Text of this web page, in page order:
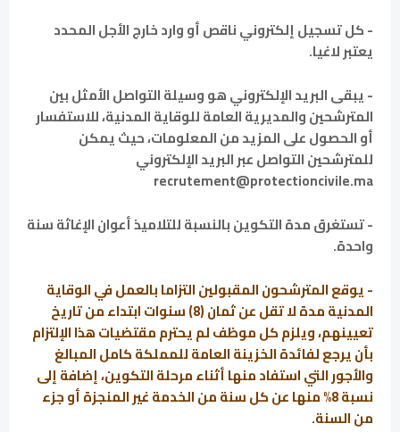
- كل تسجيل إلكتروني ناقص أو وارد خارج الأجل المحدد
يعتبر لاغيا.
- يبقى البريد الإلكتروني هو وسيلة التواصل الأمثل بين
المترشحين والمديرية العامة للوقاية المدنية، للاستفسار
أو الحصول على المزيد من المعلومات، حيث يمكن
للمترشحين التواصل عبر البريد الإلكتروني
recrutement@protectioncivile.ma
- تستغرق مدة التكوين بالنسبة للتلاميذ أعوان الإغاثة سنة
واحدة.
- يوقع المترشحون المقبولين التزاما بالعمل في الوقاية
المدنية مدة لا تقل عن ثمان (8) سنوات ابتداء من تاريخ
تعيينهم، ويلزم كل موظف لم يحترم مقتضيات هذا الإلتزام
بأن يرجع لفائدة الخزينة العامة للمملكة كامل المبالغ
والأجور التي استفاد منها أثناء مرحلة التكوين، إضافة إلى
نسبة 8% منها عن كل سنة من الخدمة غير المنجزة أو جزء
من السنة.